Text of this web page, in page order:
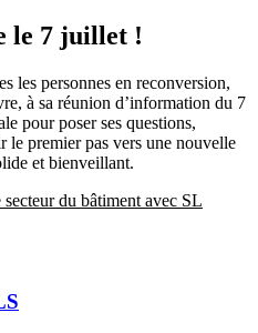
le 7 juillet !
les personnes en reconversion,
à sa réunion d’information du 7
pour poser ses questions,
le premier pas vers une nouvelle
et bienveillant.
du bâtiment avec SL